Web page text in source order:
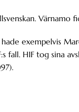
exempelvis
fall. HIF tog sina